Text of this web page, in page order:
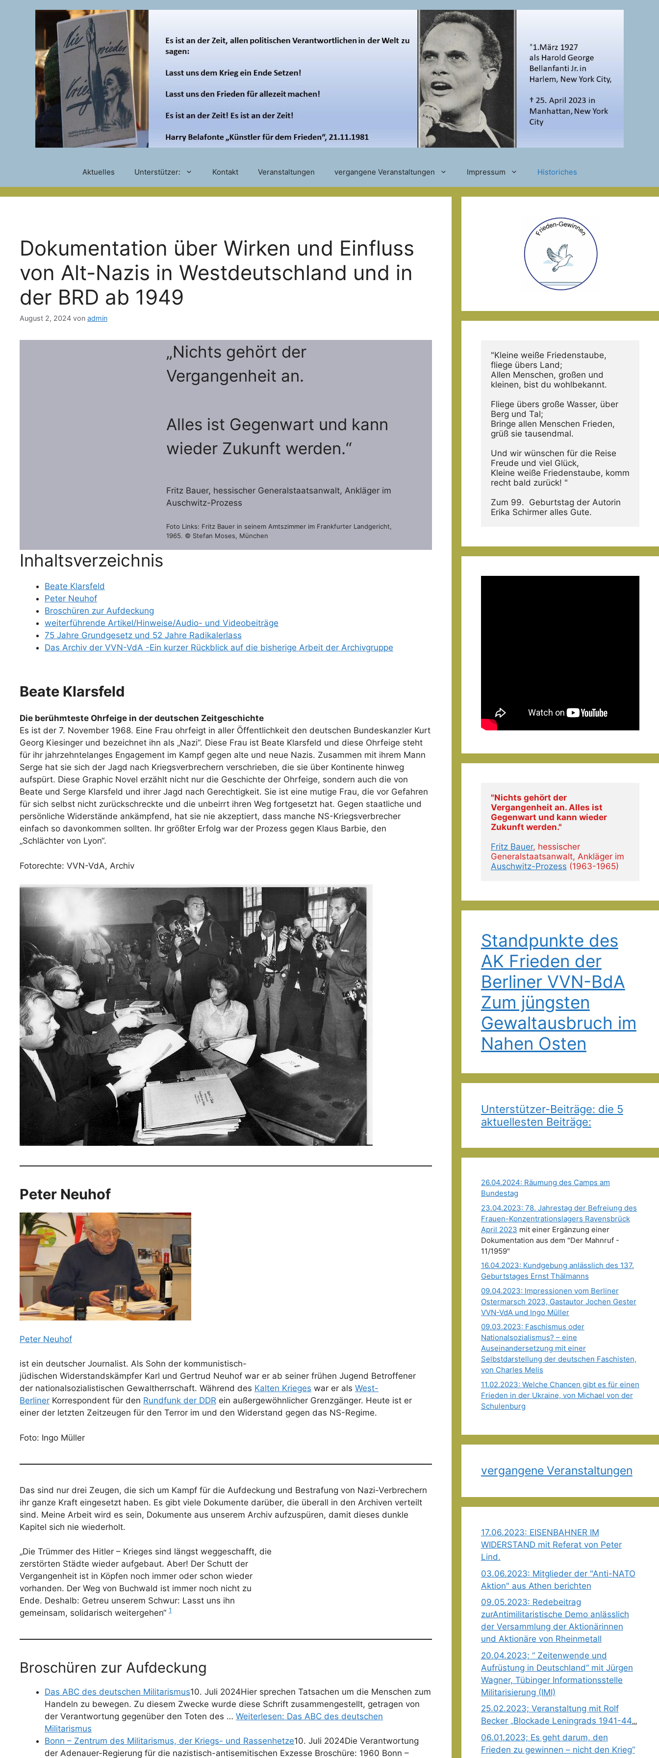
Aktuelles Unterstützer: Kontakt Veranstaltungen vergangene Veranstaltungen Impressum Historiches
Dokumentation über Wirken und Einfluss
von Alt-Nazis in Westdeutschland und in
der BRD ab 1949
August 2, 2024 von admin
„Nichts gehört der
Vergangenheit an.
Alles ist Gegenwart und kann
wieder Zukunft werden.“
Fritz Bauer, hessischer Generalstaatsanwalt, Ankläger im
Auschwitz-Prozess
Foto Links: Fritz Bauer in seinem Amtszimmer im Frankfurter Landgericht,
1965. © Stefan Moses, München
Inhaltsverzeichnis
Beate Klarsfeld
Peter Neuhof
Broschüren zur Aufdeckung
weiterführende Artikel/Hinweise/Audio- und Videobeiträge
75 Jahre Grundgesetz und 52 Jahre Radikalerlass
Das Archiv der VVN-VdA -Ein kurzer Rückblick auf die bisherige Arbeit der Archivgruppe
Beate Klarsfeld
Die berühmteste Ohrfeige in der deutschen Zeitgeschichte
Es ist der 7. November 1968. Eine Frau ohrfeigt in aller Öffentlichkeit den deutschen Bundeskanzler Kurt
Georg Kiesinger und bezeichnet ihn als „Nazi“. Diese Frau ist Beate Klarsfeld und diese Ohrfeige steht
für ihr jahrzehntelanges Engagement im Kampf gegen alte und neue Nazis. Zusammen mit ihrem Mann
Serge hat sie sich der Jagd nach Kriegsverbrechern verschrieben, die sie über Kontinente hinweg
aufspürt. Diese Graphic Novel erzählt nicht nur die Geschichte der Ohrfeige, sondern auch die von
Beate und Serge Klarsfeld und ihrer Jagd nach Gerechtigkeit. Sie ist eine mutige Frau, die vor Gefahren
für sich selbst nicht zurückschreckte und die unbeirrt ihren Weg fortgesetzt hat. Gegen staatliche und
persönliche Widerstände ankämpfend, hat sie nie akzeptiert, dass manche NS-Kriegsverbrecher
einfach so davonkommen sollten. Ihr größter Erfolg war der Prozess gegen Klaus Barbie, den
„Schlächter von Lyon“.
Fotorechte: VVN-VdA, Archiv
Peter Neuhof
Peter Neuhof
ist ein deutscher Journalist. Als Sohn der kommunistisch-
jüdischen Widerstandskämpfer Karl und Gertrud Neuhof war er ab seiner frühen Jugend Betroffener
der nationalsozialistischen Gewaltherrschaft. Während des Kalten Krieges war er als West-
Berliner Korrespondent für den Rundfunk der DDR ein außergewöhnlicher Grenzgänger. Heute ist er
einer der letzten Zeitzeugen für den Terror im und den Widerstand gegen das NS-Regime.
Foto: Ingo Müller
Das sind nur drei Zeugen, die sich um Kampf für die Aufdeckung und Bestrafung von Nazi-Verbrechern
ihr ganze Kraft eingesetzt haben. Es gibt viele Dokumente darüber, die überall in den Archiven verteilt
sind. Meine Arbeit wird es sein, Dokumente aus unserem Archiv aufzuspüren, damit dieses dunkle
Kapitel sich nie wiederholt.
„Die Trümmer des Hitler – Krieges sind längst weggeschafft, die
zerstörten Städte wieder aufgebaut. Aber! Der Schutt der
Vergangenheit ist in Köpfen noch immer oder schon wieder
vorhanden. Der Weg von Buchwald ist immer noch nicht zu
Ende. Deshalb: Getreu unserem Schwur: Lasst uns ihn
gemeinsam, solidarisch weitergehen“ 1
Broschüren zur Aufdeckung
Das ABC des deutschen Militarismus10. Juli 2024Hier sprechen Tatsachen um die Menschen zum
Handeln zu bewegen. Zu diesem Zwecke wurde diese Schrift zusammengestellt, getragen von
der Verantwortung gegenüber den Toten des … Weiterlesen: Das ABC des deutschen
Militarismus
Bonn – Zentrum des Militarismus, der Kriegs- und Rassenhetze10. Juli 2024Die Verantwortung
der Adenauer-Regierung für die nazistisch-antisemitischen Exzesse Broschüre: 1960 Bonn –
"Kleine weiße Friedenstaube,
fliege übers Land;
Allen Menschen, großen und
kleinen, bist du wohlbekannt.
Fliege übers große Wasser, über
Berg und Tal;
Bringe allen Menschen Frieden,
grüß sie tausendmal.
Und wir wünschen für die Reise
Freude und viel Glück,
Kleine weiße Friedenstaube, komm
recht bald zurück! "
Zum 99.  Geburtstag der Autorin
Erika Schirmer alles Gute.
"Nichts gehört der
Vergangenheit an. Alles ist
Gegenwart und kann wieder
Zukunft werden."
Fritz Bauer, hessischer
Auschwitz-Prozess (1963-1965)
Standpunkte des
AK Frieden der
Berliner VVN-BdA
Zum jüngsten
Gewaltausbruch im
Nahen Osten
Unterstützer-Beiträge: die 5
aktuellesten Beiträge:
26.04.2024: Räumung des Camps am
Bundestag
23.04.2023: 78. Jahrestag der Befreiung des
Frauen-Konzentrationslagers Ravensbrück
April 2023 mit einer Ergänzung einer
Dokumentation aus dem "Der Mahnruf -
11/1959"
16.04.2023: Kundgebung anlässlich des 137.
Geburtstages Ernst Thälmanns
09.04.2023: Impressionen vom Berliner
Ostermarsch 2023, Gastautor Jochen Gester
VVN-VdA und Ingo Müller
09.03.2023: Faschismus oder
Nationalsozialismus? – eine
Auseinandersetzung mit einer
Selbstdarstellung der deutschen Faschisten,
von Charles Melis
11.02.2023: Welche Chancen gibt es für einen
Frieden in der Ukraine, von Michael von der
Schulenburg
vergangene Veranstaltungen
17.06.2023: EISENBAHNER IM
WIDERSTAND mit Referat von Peter
Lind.
03.06.2023: Mitglieder der "Anti-NATO
Aktion" aus Athen berichten
09.05.2023: Redebeitrag
zurAntimilitaristische Demo anlässlich
der Versammlung der Aktionärinnen
und Aktionäre von Rheinmetall
20.04.2023; “ Zeitenwende und
Aufrüstung in Deutschland“ mit Jürgen
Wagner, Tübinger Informationsstelle
Militarisierung (IMI)
25.02.2023; Veranstaltung mit Rolf
Becker „Blockade Leningrads 1941-44„,
06.01.2023; Es geht darum, den
Frieden zu gewinnen – nicht den Krieg“